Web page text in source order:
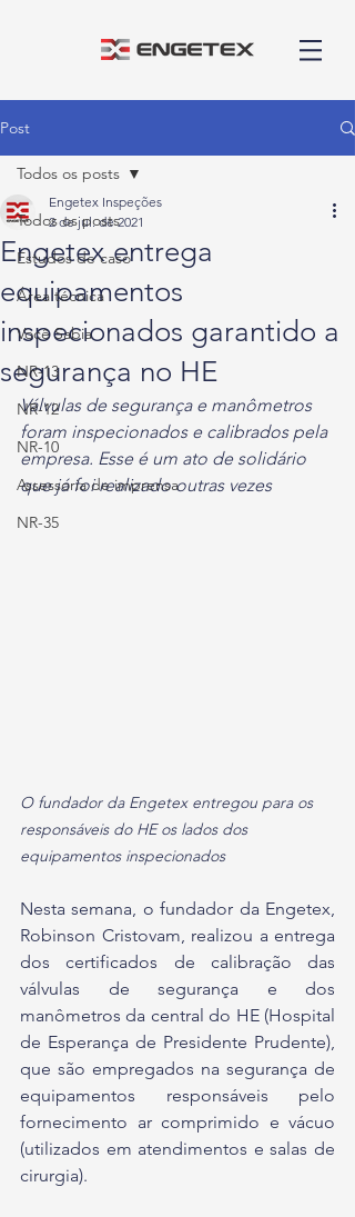
Post
Todos os posts
Estudos de caso
Área técnica
Você Sabia
NR-13
NR-12
NR-10
Assessoria de imprensa
NR-35
Todos os posts
Engetex entrega
equipamentos
inspecionados garantido a
segurança no HE
Engetex Inspeções
2 de jul. de 2021
Válvulas de segurança e manômetros
foram inspecionados e calibrados pela
empresa. Esse é um ato de solidário
que já foi realizado outras vezes
O fundador da Engetex entregou para os
responsáveis do HE os lados dos
equipamentos inspecionados
Nesta semana, o fundador da Engetex,
Robinson Cristovam, realizou a entrega
dos certificados de calibração das
válvulas de segurança e dos
manômetros da central do HE (Hospital
de Esperança de Presidente Prudente),
que são empregados na segurança de
equipamentos responsáveis pelo
fornecimento ar comprimido e vácuo
(utilizados em atendimentos e salas de
cirurgia).